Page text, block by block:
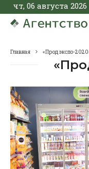
чт, 06 августа 2026
Главная «Продэкспо-